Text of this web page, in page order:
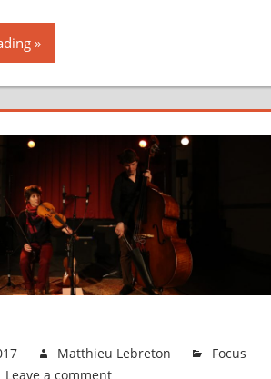
Matthieu Lebreton
Focus
Leave a comment